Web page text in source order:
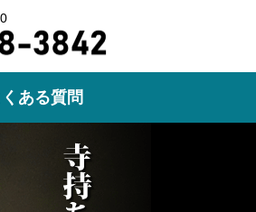
ある質問